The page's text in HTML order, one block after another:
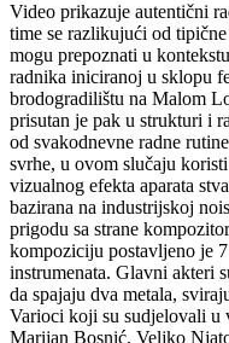
Video prikazuje autentični
time se razlikujući od
mogu prepoznati u
radnika iniciranoj u sklopu
brodogradilištu na Malom
prisutan je pak u strukturi i
od svakodnevne radne
svrhe, u ovom slučaju
vizualnog efekta aparata
bazirana na industrijskoj
prigodu sa strane
kompoziciju postavljeno je
instrumenata. Glavni akteri
da spajaju dva metala,
Varioci koji su sudjelovali
Marijan Bosnić, Veljko